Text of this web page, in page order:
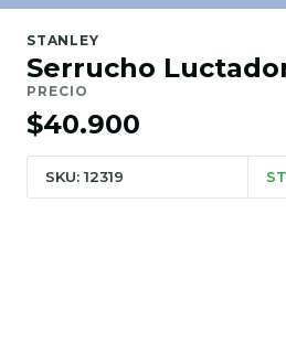
STANLEY
Serrucho
PRECIO
$40.900
SKU: 12319